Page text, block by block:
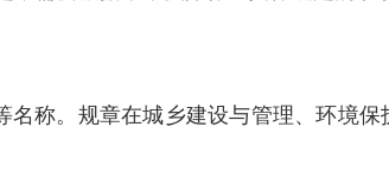
内制定并以市政府令形式发布实
决定、提请审议和规章的立项
中国共产党的领导，